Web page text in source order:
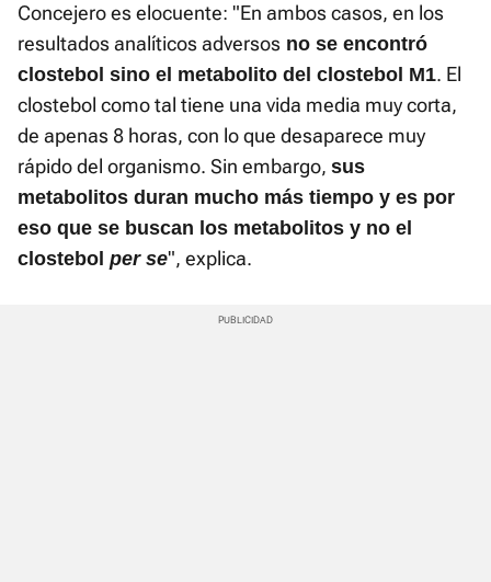
Concejero es elocuente: "En ambos casos, en los
resultados analíticos adversos no se encontró
clostebol sino el metabolito del clostebol M1. El
clostebol como tal tiene una vida media muy corta,
de apenas 8 horas, con lo que desaparece muy
rápido del organismo. Sin embargo, sus
metabolitos duran mucho más tiempo y es por
eso que se buscan los metabolitos y no el
clostebol per se", explica.